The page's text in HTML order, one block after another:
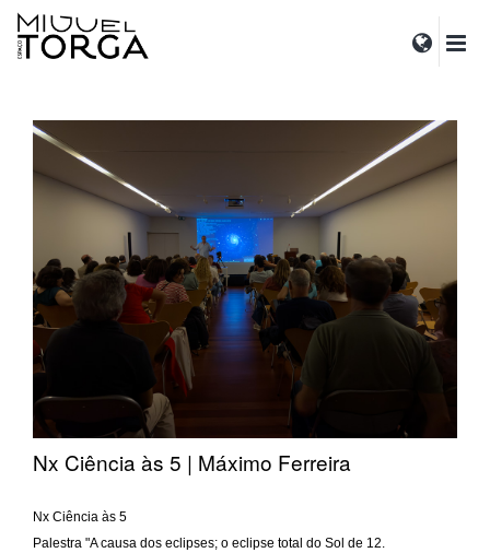
Nx Ciência às 5 | Máximo Ferreira
Nx Ciência às 5
Palestra "A causa dos eclipses; o eclipse total do Sol de 12.